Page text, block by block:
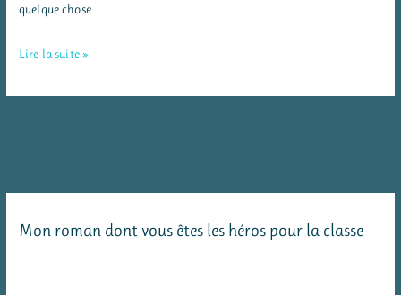
quelque chose
1000
Lire la suite »
Mon roman dont vous êtes les héros pour la classe